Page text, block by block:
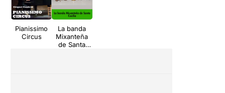
Pianissimo
Circus
La banda
Mixanteña
de Santa